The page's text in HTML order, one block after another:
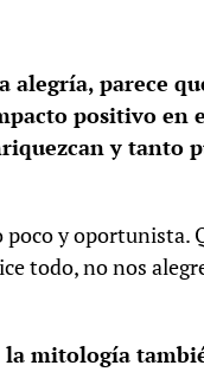
alegría, parece
positivo en
y tanto
y oportunista.
todo, no nos
la mitología